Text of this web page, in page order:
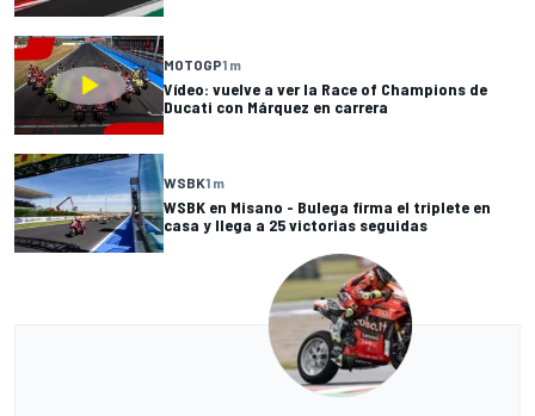
MOTOGP1 m
Vídeo: vuelve a ver la Race of Champions de
Ducati con Márquez en carrera
WSBK1 m
WSBK en Misano - Bulega firma el triplete en
casa y llega a 25 victorias seguidas